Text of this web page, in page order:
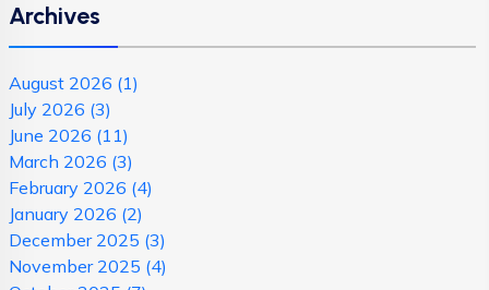
Archives
August 2026 (1)
July 2026 (3)
June 2026 (11)
March 2026 (3)
February 2026 (4)
January 2026 (2)
December 2025 (3)
November 2025 (4)